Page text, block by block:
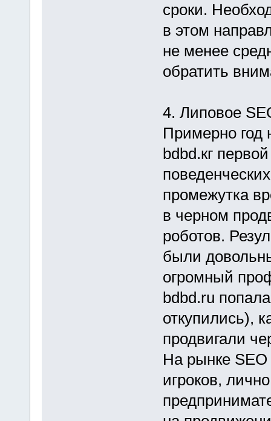
сроки.
в этом
не менее
обратить
4. Липовое
Примерно год
bdbd.кг
промежутка
в черном
роботов.
были
огромный
bdbd.ru
откупились),
продвигали
На рынке SEO
игроков,